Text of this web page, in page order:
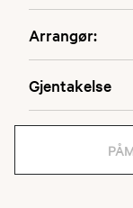
Arrangør:
Gjentakelse